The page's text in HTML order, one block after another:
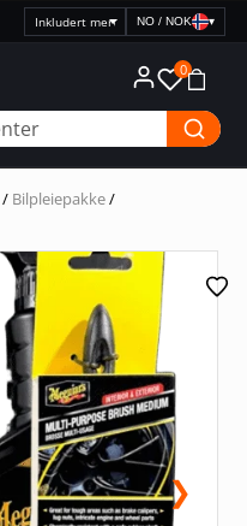
Velg
NO / NOK ▾
0
/ Bilpleiepakke/
❯